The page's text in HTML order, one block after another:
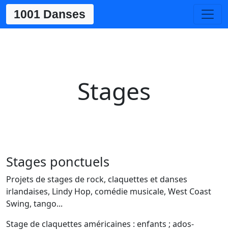
1001 Danses
Stages
Stages ponctuels
Projets de stages de rock, claquettes et danses
irlandaises, Lindy Hop, comédie musicale, West Coast
Swing, tango...
Stage de claquettes américaines : enfants ; ados-